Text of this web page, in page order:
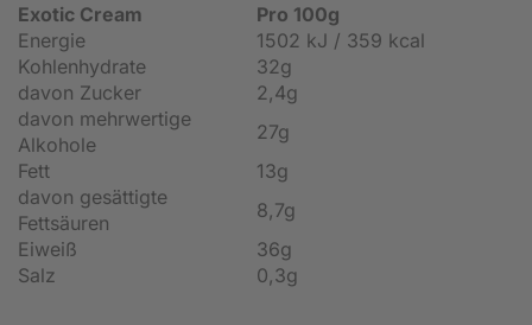
Exotic Cream
Pro 100g
Energie
1502 kJ / 359 kcal
Kohlenhydrate
32g
davon Zucker
2,4g
davon mehrwertige
Alkohole
27g
Fett
13g
davon gesättigte
Fettsäuren
8,7g
Eiweiß
36g
Salz
0,3g